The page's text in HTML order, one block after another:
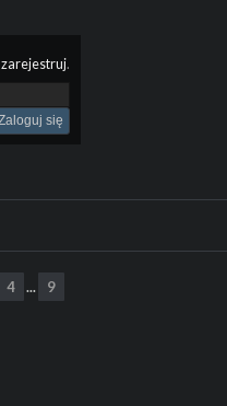
zarejestruj.
4 ... 9